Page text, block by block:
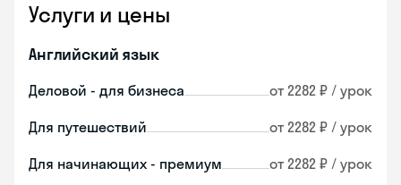
Услуги и цены
Английский язык
Деловой - для бизнеса от 2282 ₽ / урок
Для путешествий от 2282 ₽ / урок
Для начинающих - премиум от 2282 ₽ / урок